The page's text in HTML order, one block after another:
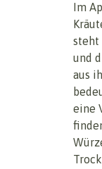
Im
steht
und
aus
eine